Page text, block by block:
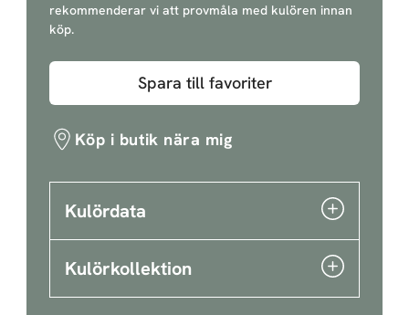
rekommenderar vi att provmåla med kulören innan
köp.
Spara till favoriter
Köp i butik nära mig
Kulördata
Kulörkollektion